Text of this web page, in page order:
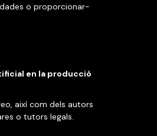
dades o proporcionar-
en la producció
així com dels autors
o tutors legals.